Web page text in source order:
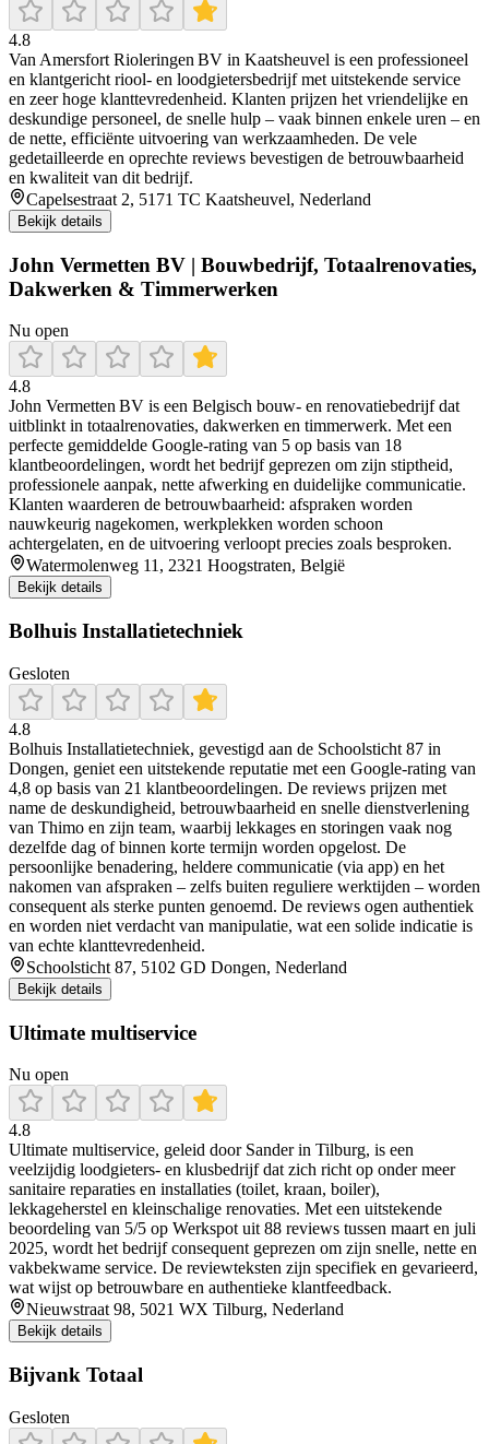
4.8
Van Amersfort Rioleringen BV in Kaatsheuvel is een professioneel
en klantgericht riool- en loodgietersbedrijf met uitstekende service
en zeer hoge klanttevredenheid. Klanten prijzen het vriendelijke en
deskundige personeel, de snelle hulp – vaak binnen enkele uren – en
de nette, efficiënte uitvoering van werkzaamheden. De vele
gedetailleerde en oprechte reviews bevestigen de betrouwbaarheid
en kwaliteit van dit bedrijf.
Capelsestraat 2, 5171 TC Kaatsheuvel, Nederland
Bekijk details
John Vermetten BV | Bouwbedrijf, Totaalrenovaties,
Dakwerken & Timmerwerken
Nu open
4.8
John Vermetten BV is een Belgisch bouw- en renovatiebedrijf dat
uitblinkt in totaalrenovaties, dakwerken en timmerwerk. Met een
perfecte gemiddelde Google-rating van 5 op basis van 18
klantbeoordelingen, wordt het bedrijf geprezen om zijn stiptheid,
professionele aanpak, nette afwerking en duidelijke communicatie.
Klanten waarderen de betrouwbaarheid: afspraken worden
nauwkeurig nagekomen, werkplekken worden schoon
achtergelaten, en de uitvoering verloopt precies zoals besproken.
Watermolenweg 11, 2321 Hoogstraten, België
Bekijk details
Bolhuis Installatietechniek
Gesloten
4.8
Bolhuis Installatietechniek, gevestigd aan de Schoolsticht 87 in
Dongen, geniet een uitstekende reputatie met een Google-rating van
4,8 op basis van 21 klantbeoordelingen. De reviews prijzen met
name de deskundigheid, betrouwbaarheid en snelle dienstverlening
van Thimo en zijn team, waarbij lekkages en storingen vaak nog
dezelfde dag of binnen korte termijn worden opgelost. De
persoonlijke benadering, heldere communicatie (via app) en het
nakomen van afspraken – zelfs buiten reguliere werktijden – worden
consequent als sterke punten genoemd. De reviews ogen authentiek
en worden niet verdacht van manipulatie, wat een solide indicatie is
van echte klanttevredenheid.
Schoolsticht 87, 5102 GD Dongen, Nederland
Bekijk details
Ultimate multiservice
Nu open
4.8
Ultimate multiservice, geleid door Sander in Tilburg, is een
veelzijdig loodgieters- en klusbedrijf dat zich richt op onder meer
sanitaire reparaties en installaties (toilet, kraan, boiler),
lekkageherstel en kleinschalige renovaties. Met een uitstekende
beoordeling van 5/5 op Werkspot uit 88 reviews tussen maart en juli
2025, wordt het bedrijf consequent geprezen om zijn snelle, nette en
vakbekwame service. De reviewteksten zijn specifiek en gevarieerd,
wat wijst op betrouwbare en authentieke klantfeedback.
Nieuwstraat 98, 5021 WX Tilburg, Nederland
Bekijk details
Bijvank Totaal
Gesloten